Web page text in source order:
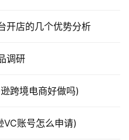
开店的几个优势分析
调研
跨境电商好做吗)
VC账号怎么申请)